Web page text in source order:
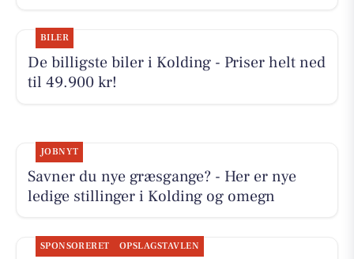
BILER
De billigste biler i Kolding - Priser helt ned
til 49.900 kr!
JOBNYT
Savner du nye græsgange? - Her er nye
ledige stillinger i Kolding og omegn
SPONSORERET OPSLAGSTAVLEN